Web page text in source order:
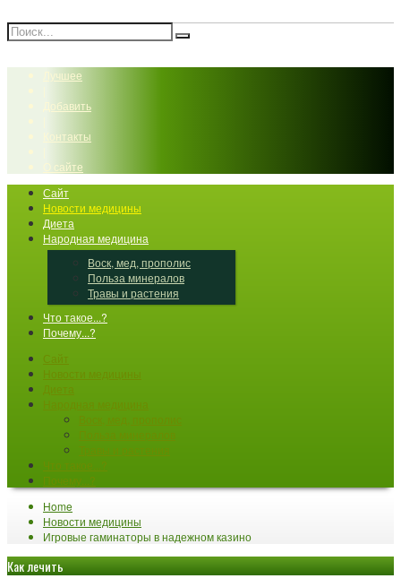
Лучшее
Добавить
Контакты
О сайте
Сайт
Новости медицины
Диета
Народная медицина
Воск, мед, прополис
Польза минералов
Травы и растения
Что такое...?
Почему...?
Сайт
Что такое...?
Почему...?
Home
Новости медицины
Игровые гаминаторы в надежном казино
Как лечить